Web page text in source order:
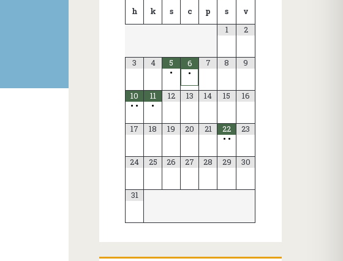
h k s c p s
v
1
2
3 4
5
•
6
•
7 8 9
10
• •
11
•
12 13 14 15 16
17 18 19 20 21
22
• •
23
24 25 26 27 28 29 30
31